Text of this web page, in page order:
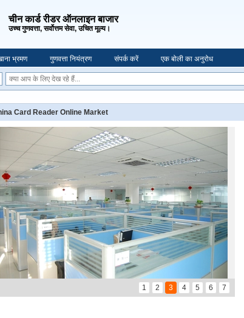
चीन कार्ड रीडर ऑनलाइन बाजार
उच्च गुणवत्ता, सर्वोत्तम सेवा, उचित मूल्य।
भ्रमण गुणवत्ता नियंत्रण संपर्क करें एक बोली का अनुरोध
Card Reader Online Market
1 2 3 4 5 6 7